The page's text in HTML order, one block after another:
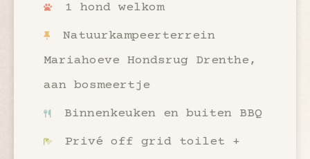
1 hond welkom
Natuurkampeerterrein
Mariahoeve Hondsrug Drenthe,
aan bosmeertje
Binnenkeuken en buiten BBQ
Privé off grid toilet +